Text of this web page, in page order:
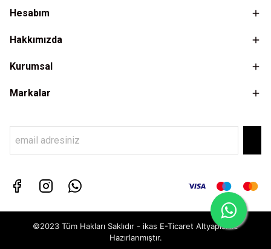
Hesabım
Hakkımızda
Kurumsal
Markalar
©2023 Tüm Hakları Saklıdır - ikas E-Ticaret Altyapısı ile
Hazırlanmıştır.